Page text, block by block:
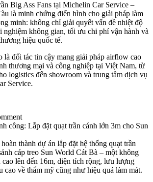
Big Ass Fans tại Michelin Car Service –
là minh chứng điển hình cho giải pháp làm
minh: không chỉ giải quyết vấn đề nhiệt độ
nghiệm không gian, tối ưu chi phí vận hành và
hiệu quốc tế.
là đối tác tin cậy mang giải pháp airflow cao
thương mại và công nghiệp tại Việt Nam, từ
logistics đến showroom và trung tâm dịch vụ
Service.
công: Lắp đặt quạt trần cánh lớn 3m cho Sun
thành dự án lắp đặt hệ thống quạt trần
cáp treo Sun World Cát Bà – một không
cao lên đến 16m, diện tích rộng, lưu lượng
cao về thẩm mỹ cũng như hiệu quả làm mát.